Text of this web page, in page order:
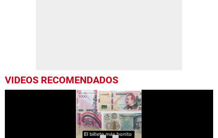
VIDEOS RECOMENDADOS